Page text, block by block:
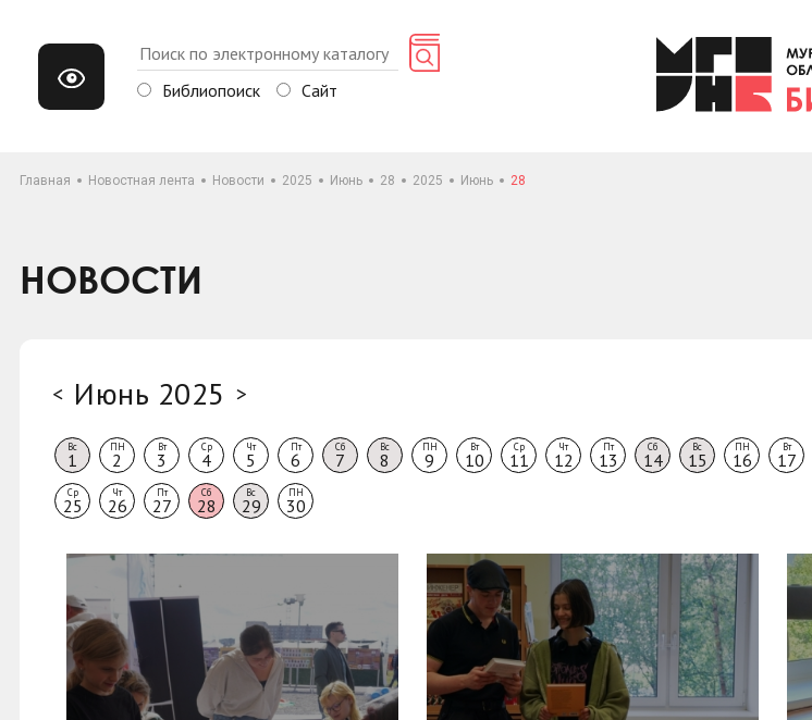
Библиопоиск Сайт
Главная Новостная лента Новости 2025 Июнь 28 2025 Июнь 28
НОВОСТИ
< Июнь 2025 >
Вс
1
ПН
2
Вт
3
Ср
4
Чт
5
Пт
6
Сб
7
Вс
8
ПН
9
Вт
10
Ср
11
Чт
12
Пт
13
Сб
14
Вс
15
ПН
16
Вт
17
Ср
25
Чт
26
Пт
27
Сб
28
Вс
29
ПН
30